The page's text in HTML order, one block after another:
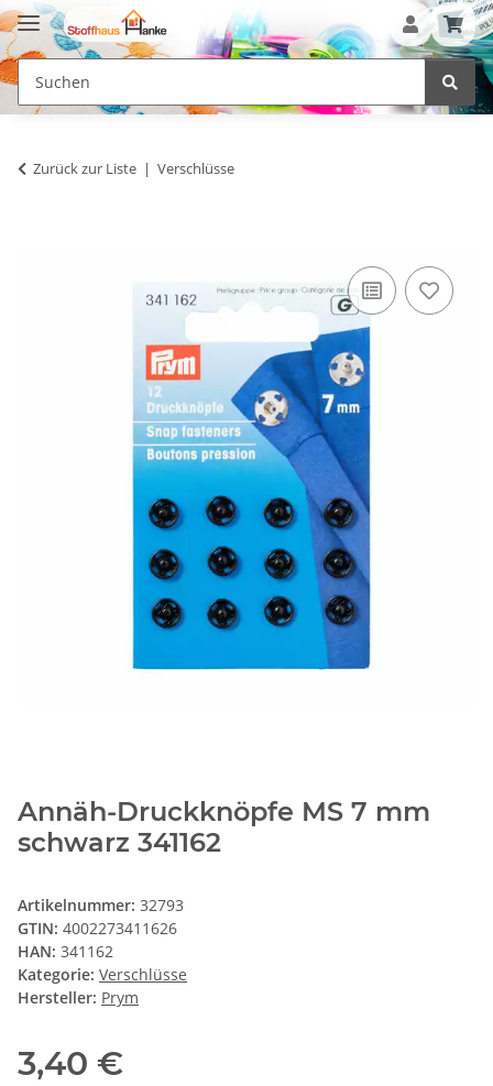
Zurück zur Liste Verschlüsse
Annäh-Druckknöpfe MS 7 mm
schwarz 341162
Artikelnummer: 32793
GTIN: 4002273411626
HAN: 341162
Kategorie: Verschlüsse
Hersteller: Prym
3,40 €